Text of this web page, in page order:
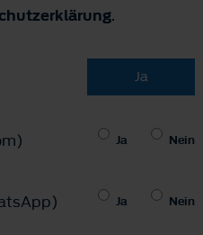
.
Ja
Ja Nein
Ja Nein